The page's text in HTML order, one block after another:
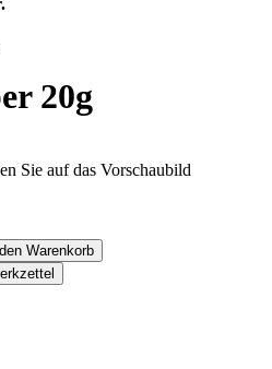
20g
Sie auf das Vorschaubild
Warenkorb